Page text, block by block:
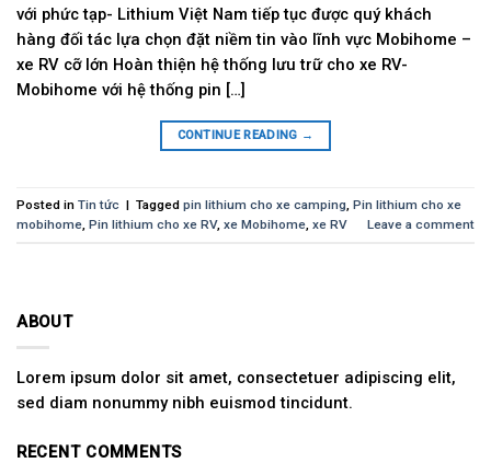
với phức tạp- Lithium Việt Nam tiếp tục được quý khách
hàng đối tác lựa chọn đặt niềm tin vào lĩnh vực Mobihome –
xe RV cỡ lớn Hoàn thiện hệ thống lưu trữ cho xe RV-
Mobihome với hệ thống pin […]
CONTINUE READING →
Posted in Tin tức | Tagged pin lithium cho xe camping, Pin lithium cho xe
mobihome, Pin lithium cho xe RV, xe Mobihome, xe RV Leave a comment
ABOUT
Lorem ipsum dolor sit amet, consectetuer adipiscing elit,
sed diam nonummy nibh euismod tincidunt.
RECENT COMMENTS